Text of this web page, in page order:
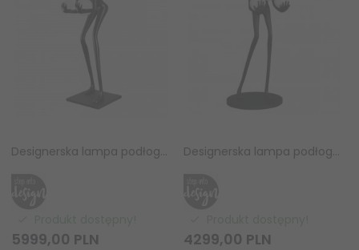
Designerska lampa podłogowa stojąca czarna kobieca sylwetka dekoracyjna ozdobna szklane kule WOMAN DN433-F black Step Into Design
5999,00 PLN
Designerska lampa podłogowa stojąca czarna kobieca sylwetka dekoracyjna ozdobna szklane kule WOMAN F9312 Step Into Design
4299,00 PLN